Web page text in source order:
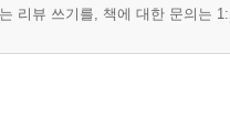
리뷰 쓰기를, 책에 대한 문의는